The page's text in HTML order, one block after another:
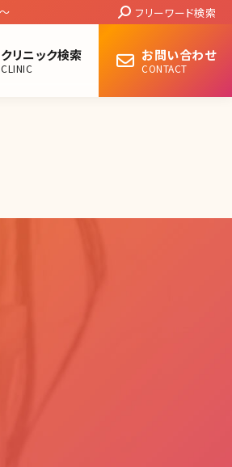
Search:
フリーワード検索
クリニック検索
CLINIC
お問い合わせ
CONTACT